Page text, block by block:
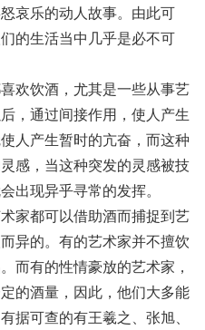
哀乐的动人故事。由此可
的生活当中几乎是必不可
饮酒，尤其是一些从事艺
，通过间接作用，使人产生
人产生暂时的亢奋，而这种
感，当这种突发的灵感被技
出现异乎寻常的发挥。
都可以借助酒而捕捉到艺
异的。有的艺术家并不擅饮
而有的性情豪放的艺术家，
的酒量，因此，他们大多能
据可查的有王羲之、张旭、